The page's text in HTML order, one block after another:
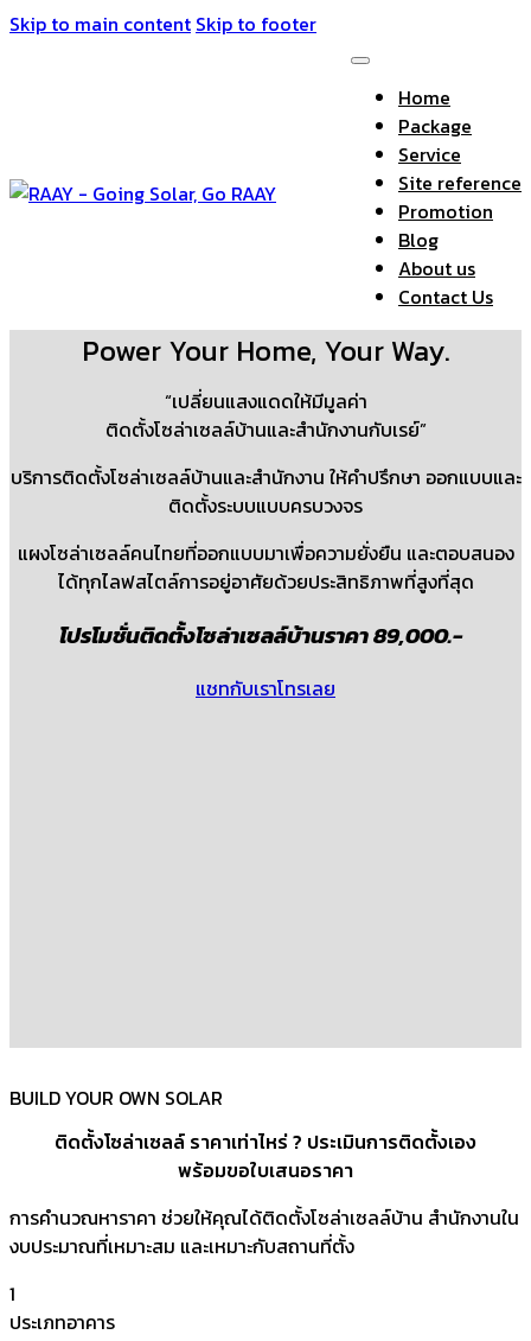
Skip to main content Skip to footer
Home
Package
Service
Site reference
Promotion
Blog
About us
Contact Us
Power Your Home, Your Way.
“เปลี่ยนแสงแดดให้มีมูลค่า
ติดตั้งโซล่าเซลล์บ้านและสำนักงานกับเรย์”
บริการติดตั้งโซล่าเซลล์บ้านและสำนักงาน ให้คำปรึกษา ออกแบบและ
ติดตั้งระบบแบบครบวงจร
แผงโซล่าเซลล์คนไทยที่ออกแบบมาเพื่อความยั่งยืน และตอบสนอง
ได้ทุกไลฟสไตล์การอยู่อาศัยด้วยประสิทธิภาพที่สูงที่สุด
โปรโมชั่นติดตั้งโซล่าเซลล์บ้านราคา 89,000.-
แชทกับเราโทรเลย
BUILD YOUR OWN SOLAR
ติดตั้งโซล่าเซลล์ ราคาเท่าไหร่ ? ประเมินการติดตั้งเอง
พร้อมขอใบเสนอราคา
การคำนวณหาราคา ช่วยให้คุณได้ติดตั้งโซล่าเซลล์บ้าน สำนักงานใน
งบประมาณที่เหมาะสม และเหมาะกับสถานที่ตั้ง
1
ประเภทอาคาร